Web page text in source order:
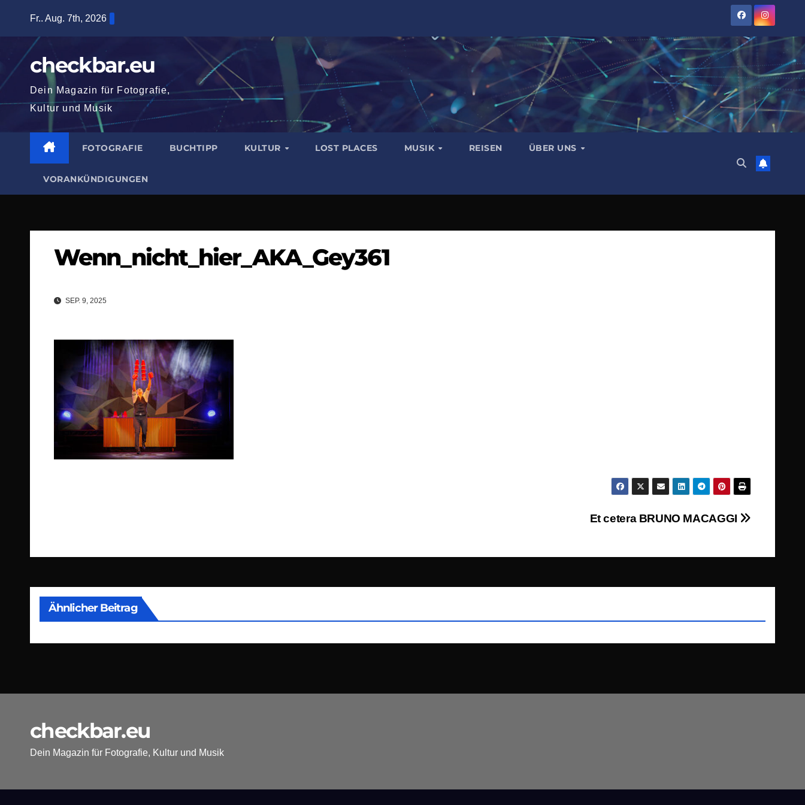
springen
Fr.. Aug. 7th, 2026
checkbar.eu
Dein Magazin für Fotografie,
Kultur und Musik
FOTOGRAFIE BUCHTIPP KULTUR LOST PLACES MUSIK REISEN ÜBER UNS
VORANKÜNDIGUNGEN
Wenn_nicht_hier_AKA_Gey361
SEP. 9, 2025
Et cetera BRUNO MACAGGI
Ähnlicher Beitrag
checkbar.eu
Dein Magazin für Fotografie, Kultur und Musik